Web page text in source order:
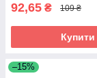
92,65 ₴ 109 ₴
Купити
–15%